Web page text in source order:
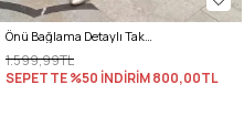
1.599,99TL
SEPETTE %50 İNDİRİM800,00TL